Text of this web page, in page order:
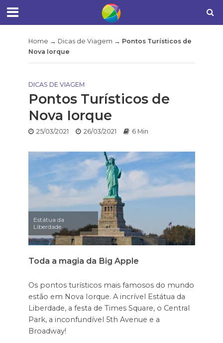
Home → Dicas de Viagem → Pontos Turísticos de
Nova Iorque
DICAS DE VIAGEM
Pontos Turísticos de
Nova Iorque
25/03/2021 26/03/2021 6 Min
Estátua da
Liberdade
Toda a magia da Big Apple
Os pontos turísticos mais famosos do mundo
estão em Nova Iorque. A incrível Estátua da
Liberdade, a festa de Times Square, o Central
Park, a inconfundível 5th Avenue e a
Broadway!